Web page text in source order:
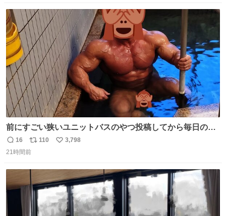
ト
数
数
前にすごい狭いユニットバスのやつ投稿してから毎日のよ
うに温泉とかに連れてってもらってる。SNS効果凄い。俺
は幸せもんです・・・いつもありがとうございます🫡
返
信
16
リ
ポ
ト
数
110
い
3,798
21時間前